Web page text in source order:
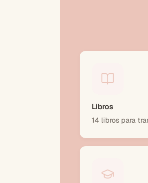
Libros
14 libros para